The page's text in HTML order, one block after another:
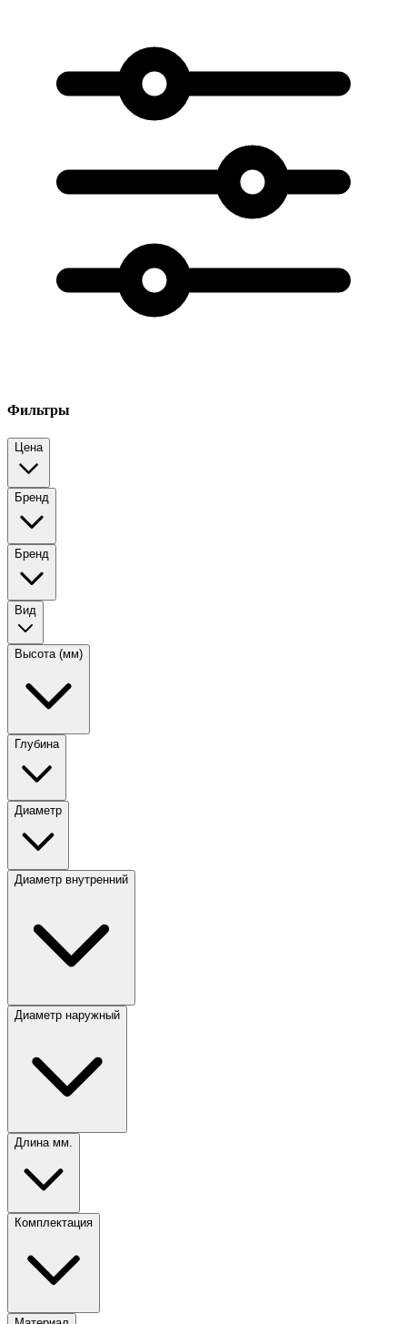
Фильтры
Цена
Бренд
Бренд
Вид
Высота (мм)
Глубина
Диаметр
Диаметр внутренний
Диаметр наружный
Длина мм.
Комплектация